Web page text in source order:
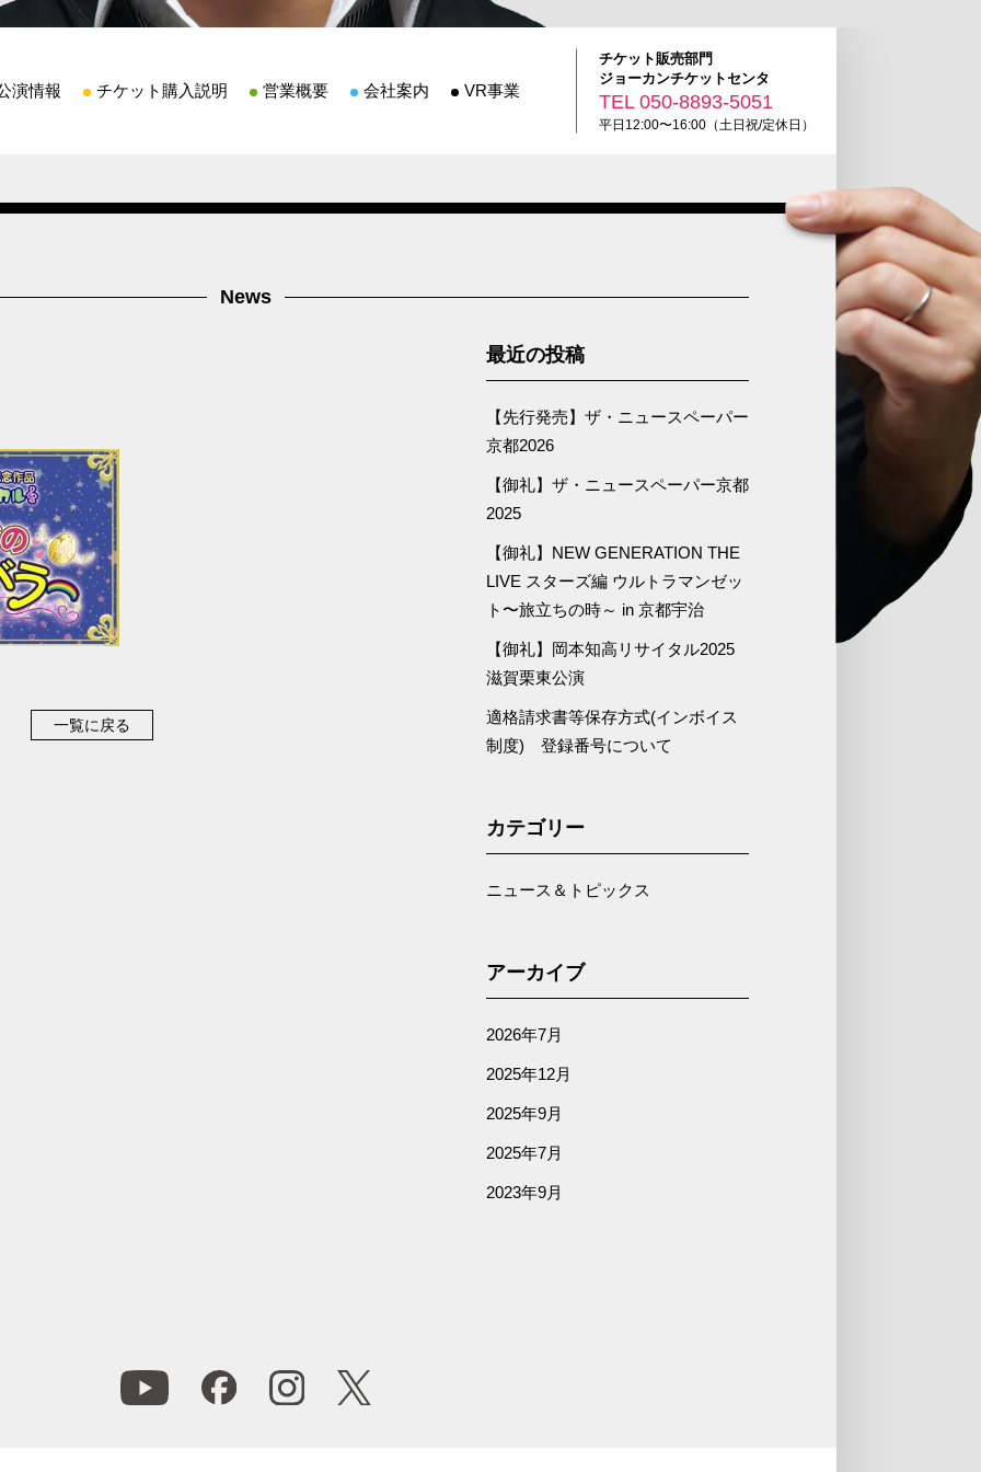
演情報 チケット購入説明 営業概要 会社案内 VR事業
チケット販売部門
ジョーカンチケットセンタ
TEL 050-8893-5051
平日12:00〜16:00（土日祝/定休日）
News
一覧に戻る
最近の投稿
【先行発売】ザ・ニュースペーパー
京都2026
【御礼】ザ・ニュースペーパー京都
2025
【御礼】NEW GENERATION THE
LIVE スターズ編 ウルトラマンゼッ
ト〜旅立ちの時～ in 京都宇治
【御礼】岡本知高リサイタル2025
滋賀栗東公演
適格請求書等保存方式(インボイス
制度) 登録番号について
カテゴリー
ニュース＆トピックス
アーカイブ
2026年7月
2025年12月
2025年9月
2025年7月
2023年9月